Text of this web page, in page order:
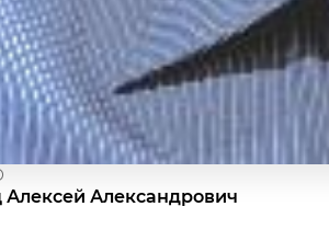
Алексей Александрович